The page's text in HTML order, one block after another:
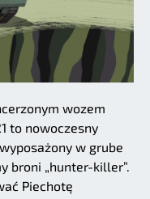
wozem
to nowoczesny
w grube
broni „hunter-killer”.
Piechotę